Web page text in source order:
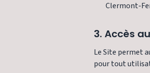
Clermont-
3. Accès
Le Site permet
pour tout